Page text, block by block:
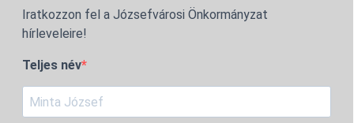
Iratkozzon fel a Józsefvárosi Önkormányzat
hírleveleire!
Teljes név